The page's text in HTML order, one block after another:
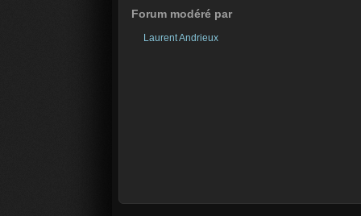
Forum modéré par
Laurent Andrieux